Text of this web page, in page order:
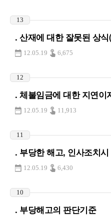
13
. 산재에 대한 잘못된 상식
12.05.19 6,675
12
. 체불임금에 대한 지연이
12.05.19 11,913
11
. 부당한 해고, 인사조치
12.05.19 6,430
10
. 부당해고의 판단기준